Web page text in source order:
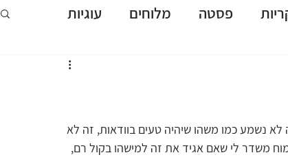
פסטה מלוחים עוגיות
ללא אפייה
בוקר גלידות וקפואים
נשמע כמו משהו שיהיה טעים בוודאות, זה לא
משדר לי שאם אגיד את זה למישהו בקול רם,